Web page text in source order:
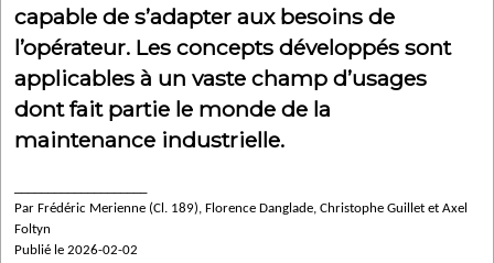
capable de s’adapter aux besoins de
l’opérateur. Les concepts développés sont
applicables à un vaste champ d’usages
dont fait partie le monde de la
maintenance industrielle.
Par Frédéric Merienne (Cl. 189), Florence Danglade, Christophe Guillet et Axel
Foltyn
Publié le 2026-02-02